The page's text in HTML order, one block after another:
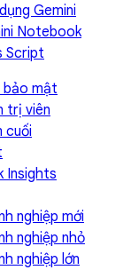
Gemini
Notebook
Script
bảo mật
trị viên
cuối
Insights
nghiệp mới
nghiệp nhỏ
nghiệp lớn